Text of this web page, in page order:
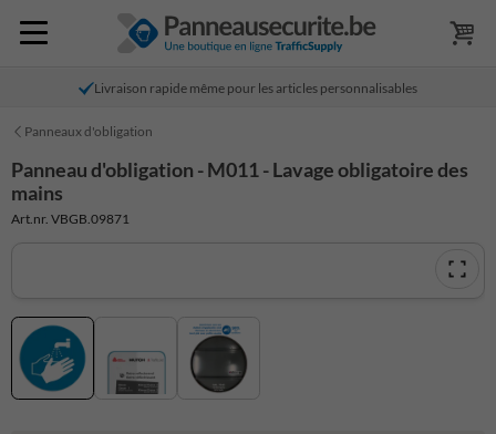
Livraison rapide même pour les articles personnalisables
Panneaux d'obligation
Panneau d'obligation - M011 - Lavage obligatoire des
mains
Art.nr. VBGB.09871